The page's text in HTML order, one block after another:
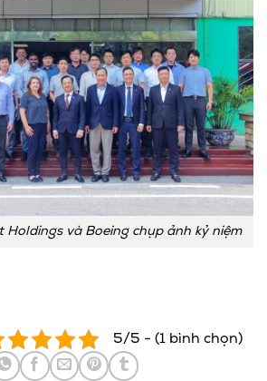
Holdings và Boeing chụp ảnh kỷ niệm
5/5 - (1 bình chọn)